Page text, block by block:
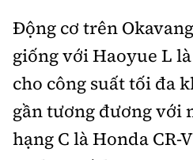
Động cơ trên
giống với Haoyue L
cho công suất tối đa
gần tương đương với
hạng C là Honda CR-